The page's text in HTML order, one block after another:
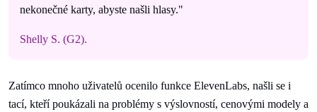
nekonečné karty, abyste našli hlasy."
Shelly S. (G2).
Zatímco mnoho uživatelů ocenilo funkce ElevenLabs, našli se i
tací, kteří poukázali na problémy s výslovností, cenovými modely a